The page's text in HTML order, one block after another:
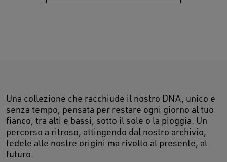
Una collezione che racchiude il nostro DNA, unico e
senza tempo, pensata per restare ogni giorno al tuo
fianco, tra alti e bassi, sotto il sole o la pioggia. Un
percorso a ritroso, attingendo dal nostro archivio,
fedele alle nostre origini ma rivolto al presente, al
futuro.